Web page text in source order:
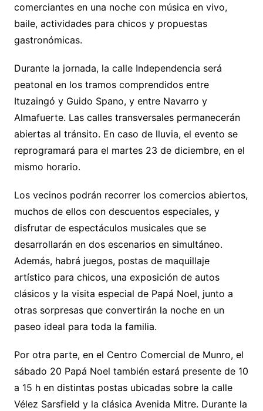
comerciantes en una noche con música en vivo,
baile, actividades para chicos y propuestas
gastronómicas.
Durante la jornada, la calle Independencia será
peatonal en los tramos comprendidos entre
Ituzaingó y Guido Spano, y entre Navarro y
Almafuerte. Las calles transversales permanecerán
abiertas al tránsito. En caso de lluvia, el evento se
reprogramará para el martes 23 de diciembre, en el
mismo horario.
Los vecinos podrán recorrer los comercios abiertos,
muchos de ellos con descuentos especiales, y
disfrutar de espectáculos musicales que se
desarrollarán en dos escenarios en simultáneo.
Además, habrá juegos, postas de maquillaje
artístico para chicos, una exposición de autos
clásicos y la visita especial de Papá Noel, junto a
otras sorpresas que convertirán la noche en un
paseo ideal para toda la familia.
Por otra parte, en el Centro Comercial de Munro, el
sábado 20 Papá Noel también estará presente de 10
a 15 h en distintas postas ubicadas sobre la calle
Vélez Sarsfield y la clásica Avenida Mitre. Durante la